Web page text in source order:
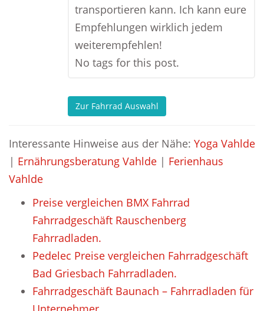
transportieren kann. Ich kann eure
Empfehlungen wirklich jedem
weiterempfehlen!
No tags for this post.
Zur Fahrrad Auswahl
Interessante Hinweise aus der Nähe: Yoga Vahlde
| Ernährungsberatung Vahlde | Ferienhaus
Vahlde
Preise vergleichen BMX Fahrrad
Fahrradgeschäft Rauschenberg
Fahrradladen.
Pedelec Preise vergleichen Fahrradgeschäft
Bad Griesbach Fahrradladen.
Fahrradgeschäft Baunach – Fahrradladen für